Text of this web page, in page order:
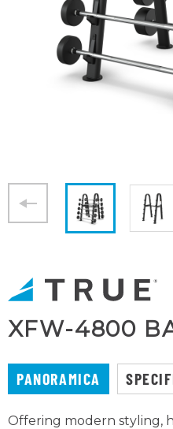
XFW-4800
PANORAMICA
Offering modern styling,